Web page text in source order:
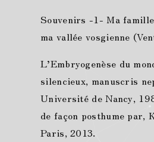
Souvenirs -1- Ma
ma vallée vosgienne
L’Embryogenèse du
silencieux, manuscris
Université de Nancy,
de façon posthume par,
Paris, 2013.